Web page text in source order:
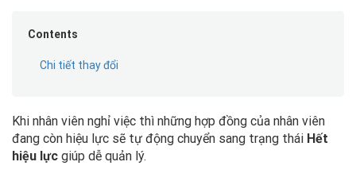
Contents
Chi tiết thay đổi
Khi nhân viên nghỉ việc thì những hợp đồng của nhân viên
đang còn hiệu lực sẽ tự động chuyển sang trạng thái Hết
hiệu lực giúp dễ quản lý.